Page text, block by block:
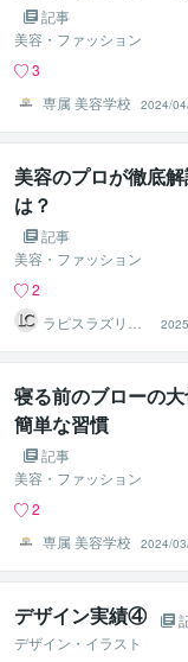
記事
美容・ファッション
3
専属 美容学校
2024/
美容のプロが徹底
は？
記事
美容・ファッション
2
ラピスラズリク
リエイト
寝る前のブローの
簡単な習慣
記事
美容・ファッション
2
専属 美容学校
2024/
デザイン実績④
デザイン・イラスト